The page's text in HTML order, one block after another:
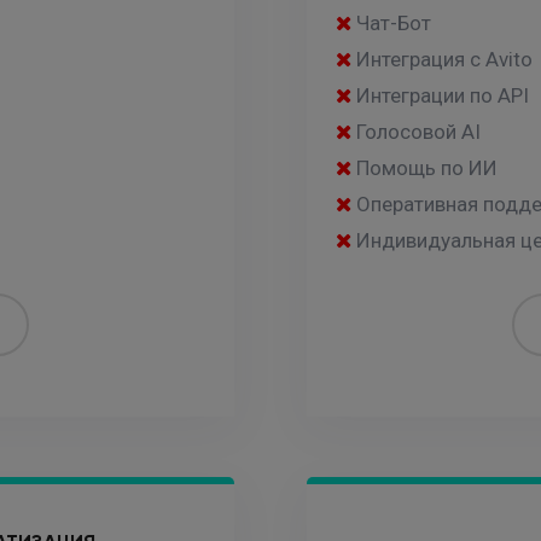
Чат-Бот
Интеграция с Avito
Интеграции по API
Голосовой AI
Помощь по ИИ
Оперативная
Индивидуальная